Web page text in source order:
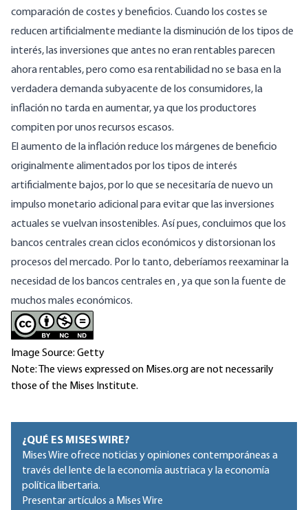
comparación de costes y beneficios. Cuando los costes se
reducen artificialmente mediante la disminución de los tipos de
interés, las inversiones que antes no eran rentables parecen
ahora rentables, pero como esa rentabilidad no se basa en la
verdadera demanda subyacente de los consumidores, la
inflación no tarda en aumentar, ya que los productores
compiten por unos recursos escasos.
El aumento de la inflación reduce los márgenes de beneficio
originalmente alimentados por los tipos de interés
artificialmente bajos, por lo que se necesitaría de nuevo un
impulso monetario adicional para evitar que las inversiones
actuales se vuelvan insostenibles. Así pues, concluimos que los
bancos centrales crean ciclos económicos y distorsionan los
procesos del mercado. Por lo tanto, deberíamos reexaminar la
necesidad de los bancos centrales en , ya que son la fuente de
muchos males económicos.
Image Source: Getty
Note: The views expressed on Mises.org are not necessarily
those of the Mises Institute.
¿QUÉ ES MISES WIRE?
Mises Wire ofrece noticias y opiniones contemporáneas a
través del lente de la economía austriaca y la economía
política libertaria.
Presentar artículos a Mises Wire